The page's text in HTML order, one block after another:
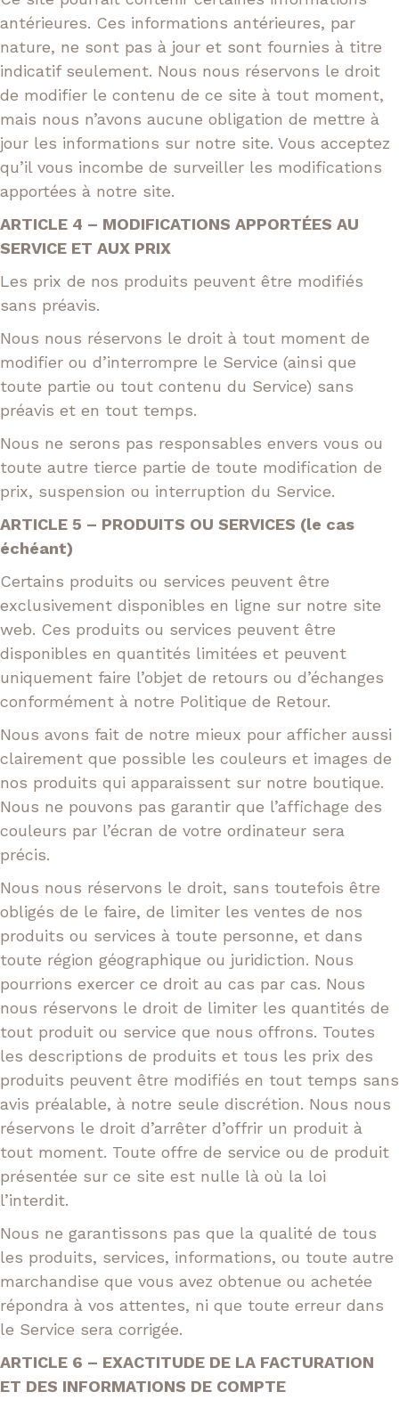
antérieures. Ces informations antérieures, par
nature, ne sont pas à jour et sont fournies à titre
indicatif seulement. Nous nous réservons le droit
de modifier le contenu de ce site à tout moment,
mais nous n’avons aucune obligation de mettre à
jour les informations sur notre site. Vous acceptez
qu’il vous incombe de surveiller les modifications
apportées à notre site.
ARTICLE 4 – MODIFICATIONS APPORTÉES AU
SERVICE ET AUX PRIX
Les prix de nos produits peuvent être modifiés
sans préavis.
Nous nous réservons le droit à tout moment de
modifier ou d’interrompre le Service (ainsi que
toute partie ou tout contenu du Service) sans
préavis et en tout temps.
Nous ne serons pas responsables envers vous ou
toute autre tierce partie de toute modification de
prix, suspension ou interruption du Service.
ARTICLE 5 – PRODUITS OU SERVICES (le cas
échéant)
Certains produits ou services peuvent être
exclusivement disponibles en ligne sur notre site
web. Ces produits ou services peuvent être
disponibles en quantités limitées et peuvent
uniquement faire l’objet de retours ou d’échanges
conformément à notre Politique de Retour.
Nous avons fait de notre mieux pour afficher aussi
clairement que possible les couleurs et images de
nos produits qui apparaissent sur notre boutique.
Nous ne pouvons pas garantir que l’affichage des
couleurs par l’écran de votre ordinateur sera
précis.
Nous nous réservons le droit, sans toutefois être
obligés de le faire, de limiter les ventes de nos
produits ou services à toute personne, et dans
toute région géographique ou juridiction. Nous
pourrions exercer ce droit au cas par cas. Nous
nous réservons le droit de limiter les quantités de
tout produit ou service que nous offrons. Toutes
les descriptions de produits et tous les prix des
produits peuvent être modifiés en tout temps sans
avis préalable, à notre seule discrétion. Nous nous
réservons le droit d’arrêter d’offrir un produit à
tout moment. Toute offre de service ou de produit
présentée sur ce site est nulle là où la loi
l’interdit.
Nous ne garantissons pas que la qualité de tous
les produits, services, informations, ou toute autre
marchandise que vous avez obtenue ou achetée
répondra à vos attentes, ni que toute erreur dans
le Service sera corrigée.
ARTICLE 6 – EXACTITUDE DE LA FACTURATION
ET DES INFORMATIONS DE COMPTE